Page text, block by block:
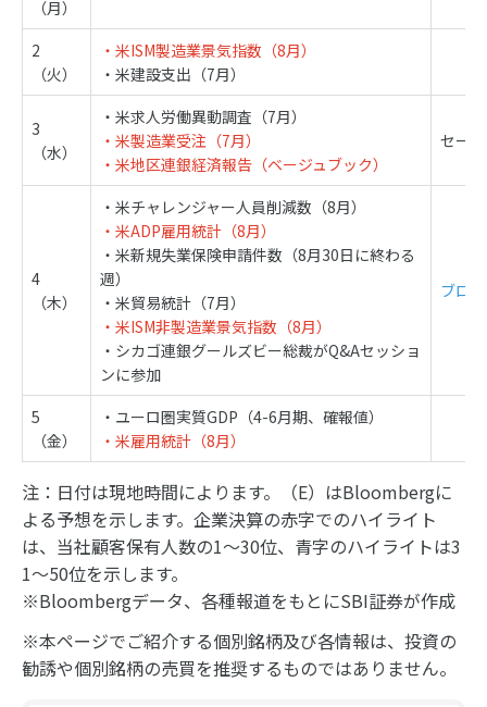
（月）
2
（火）
・米ISM製造業景気指数（8月）
・米建設支出（7月）
3
（水）
・米求人労働異動調査（7月）
・米製造業受注（7月）
・米地区連銀経済報告（ベージュブック）
セー
4
（木）
・米チャレンジャー人員削減数（8月）
・米ADP雇用統計（8月）
・米新規失業保険申請件数（8月30日に終わる
週）
・米貿易統計（7月）
・米ISM非製造業景気指数（8月）
・シカゴ連銀グールズビー総裁がQ&Aセッショ
ンに参加
ブロ
5
（金）
・ユーロ圏実質GDP（4-6月期、確報値）
・米雇用統計（8月）
注：日付は現地時間によります。（E）はBloombergに
よる予想を示します。企業決算の赤字でのハイライト
は、当社顧客保有人数の1～30位、青字のハイライトは3
1～50位を示します。
※Bloombergデータ、各種報道をもとにSBI証券が作成
※本ページでご紹介する個別銘柄及び各情報は、投資の
勧誘や個別銘柄の売買を推奨するものではありません。